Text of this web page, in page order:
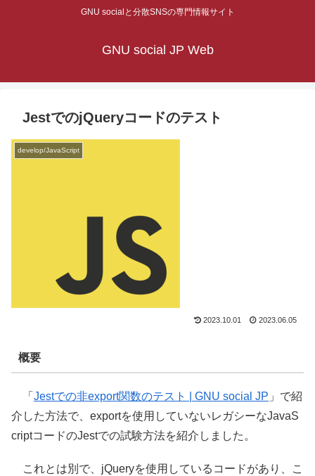
GNU socialと分散SNSの専門情報サイト
GNU social JP Web
JestでのjQueryコードのテスト
develop/JavaScript
2023.10.01 2023.06.05
概要
「 Jestでの非export関数のテスト | GNU social JP 」で紹
介した方法で、exportを使用していないレガシーなJavaS
criptコードのJestでの試験方法を紹介しました。
これとは別で、jQueryを使用しているコードがあり、こ